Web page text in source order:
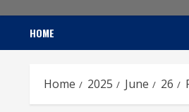
HOME
Home 2025 June 26